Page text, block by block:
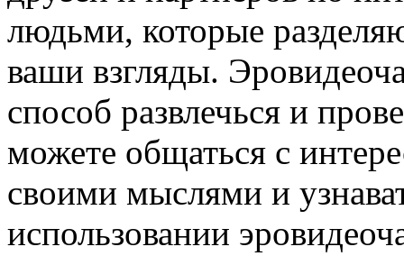
людьми, которые
ваши взгляды.
способ развлечься и
можете общаться с
своими мыслями и
использовании